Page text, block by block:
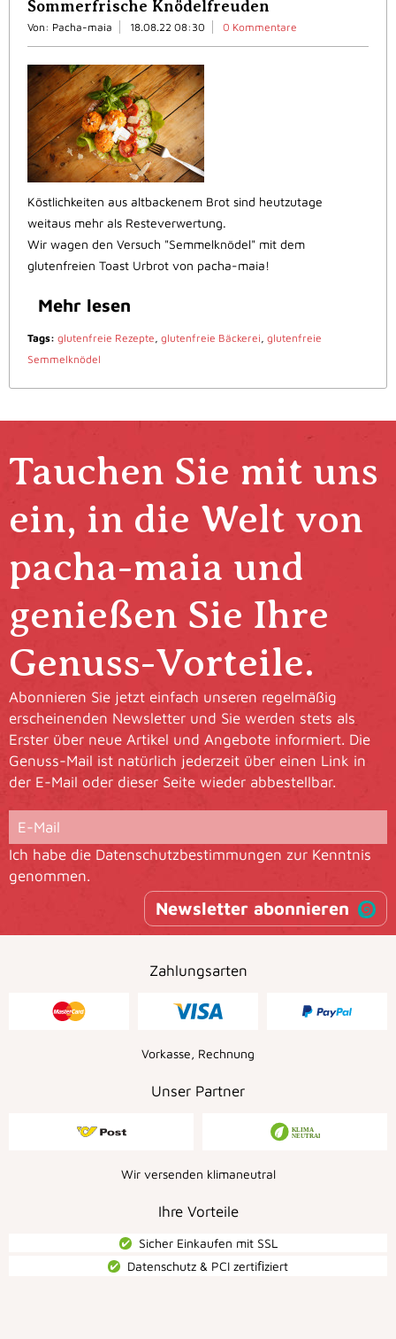
Sommerfrische Knödelfreuden
Von: Pacha-maia 18.08.22 08:30 0 Kommentare
Köstlichkeiten aus altbackenem Brot sind heutzutage
weitaus mehr als Resteverwertung.
Wir wagen den Versuch "Semmelknödel" mit dem
glutenfreien Toast Urbrot von pacha-maia!
Mehr lesen
Tags: glutenfreie Rezepte, glutenfreie Bäckerei, glutenfreie
Semmelknödel
Tauchen Sie mit uns
ein, in die Welt von
pacha-maia und
genießen Sie Ihre
Genuss-Vorteile.
Abonnieren Sie jetzt einfach unseren regelmäßig
erscheinenden Newsletter und Sie werden stets als
Erster über neue Artikel und Angebote informiert. Die
Genuss-Mail ist natürlich jederzeit über einen Link in
der E-Mail oder dieser Seite wieder abbestellbar.
Ich habe die Datenschutzbestimmungen zur Kenntnis
genommen.
Newsletter abonnieren
Zahlungsarten
Vorkasse, Rechnung
Unser Partner
Wir versenden klimaneutral
Ihre Vorteile
Sicher Einkaufen mit SSL
Datenschutz & PCI zertiﬁziert